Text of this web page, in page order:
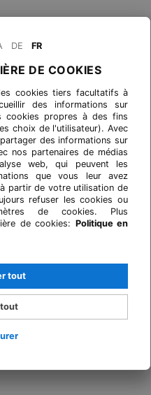
DE FR
DE COOKIES
cookies tiers facultatifs à
des informations sur
cookies propres à des fins
choix de l'utilisateur). Avec
des informations sur
nos partenaires de médias
web, qui peuvent les
que vous leur avez
partir de votre utilisation de
refuser les cookies ou
de cookies. Plus
de cookies: Politique en
tout